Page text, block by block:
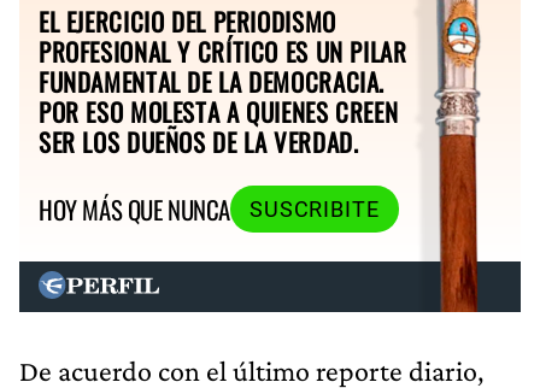
EL EJERCICIO DEL PERIODISMO
PROFESIONAL Y CRÍTICO ES UN PILAR
FUNDAMENTAL DE LA DEMOCRACIA.
POR ESO MOLESTA A QUIENES CREEN
SER LOS DUEÑOS DE LA VERDAD.
HOY MÁS QUE NUNCA
SUSCRIBITE
De acuerdo con el último reporte diario,